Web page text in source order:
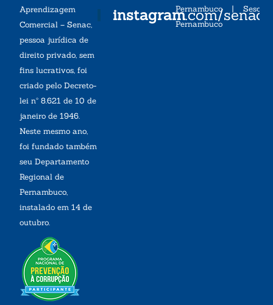
Aprendizagem
Comercial – Senac,
pessoa jurídica de
direito privado, sem
fins lucrativos, foi
criado pelo Decreto-
lei nº 8.621 de 10 de
janeiro de 1946.
Neste mesmo ano,
foi fundado também
seu Departamento
Regional de
Pernambuco,
instalado em 14 de
outubro.
instagram.com/
Pernambuco| Sesc
Pernambuco